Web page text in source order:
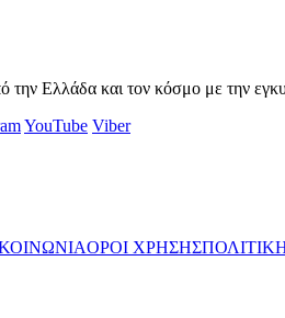
την Ελλάδα και τον κόσμο με την
YouTube Viber
ΟΡΟΙ ΧΡΗΣΗΣ